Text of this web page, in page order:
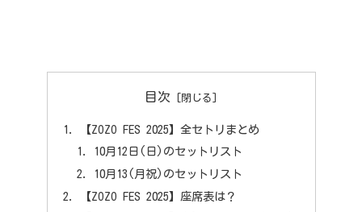
目次
【ZOZO FES 2025】全セトリまとめ
10月12日(日)のセットリスト
10月13(月祝)のセットリスト
【ZOZO FES 2025】座席表は？